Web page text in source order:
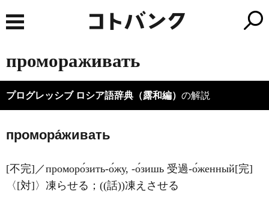
промораживать
プログレッシブ ロシア語辞典（露和編） の解説
промора́живать
[不完]／проморо́зить-о́жу, -о́зишь 受過-о́женный[完]
〈[対]〉凍らせる；((話))凍えさせる